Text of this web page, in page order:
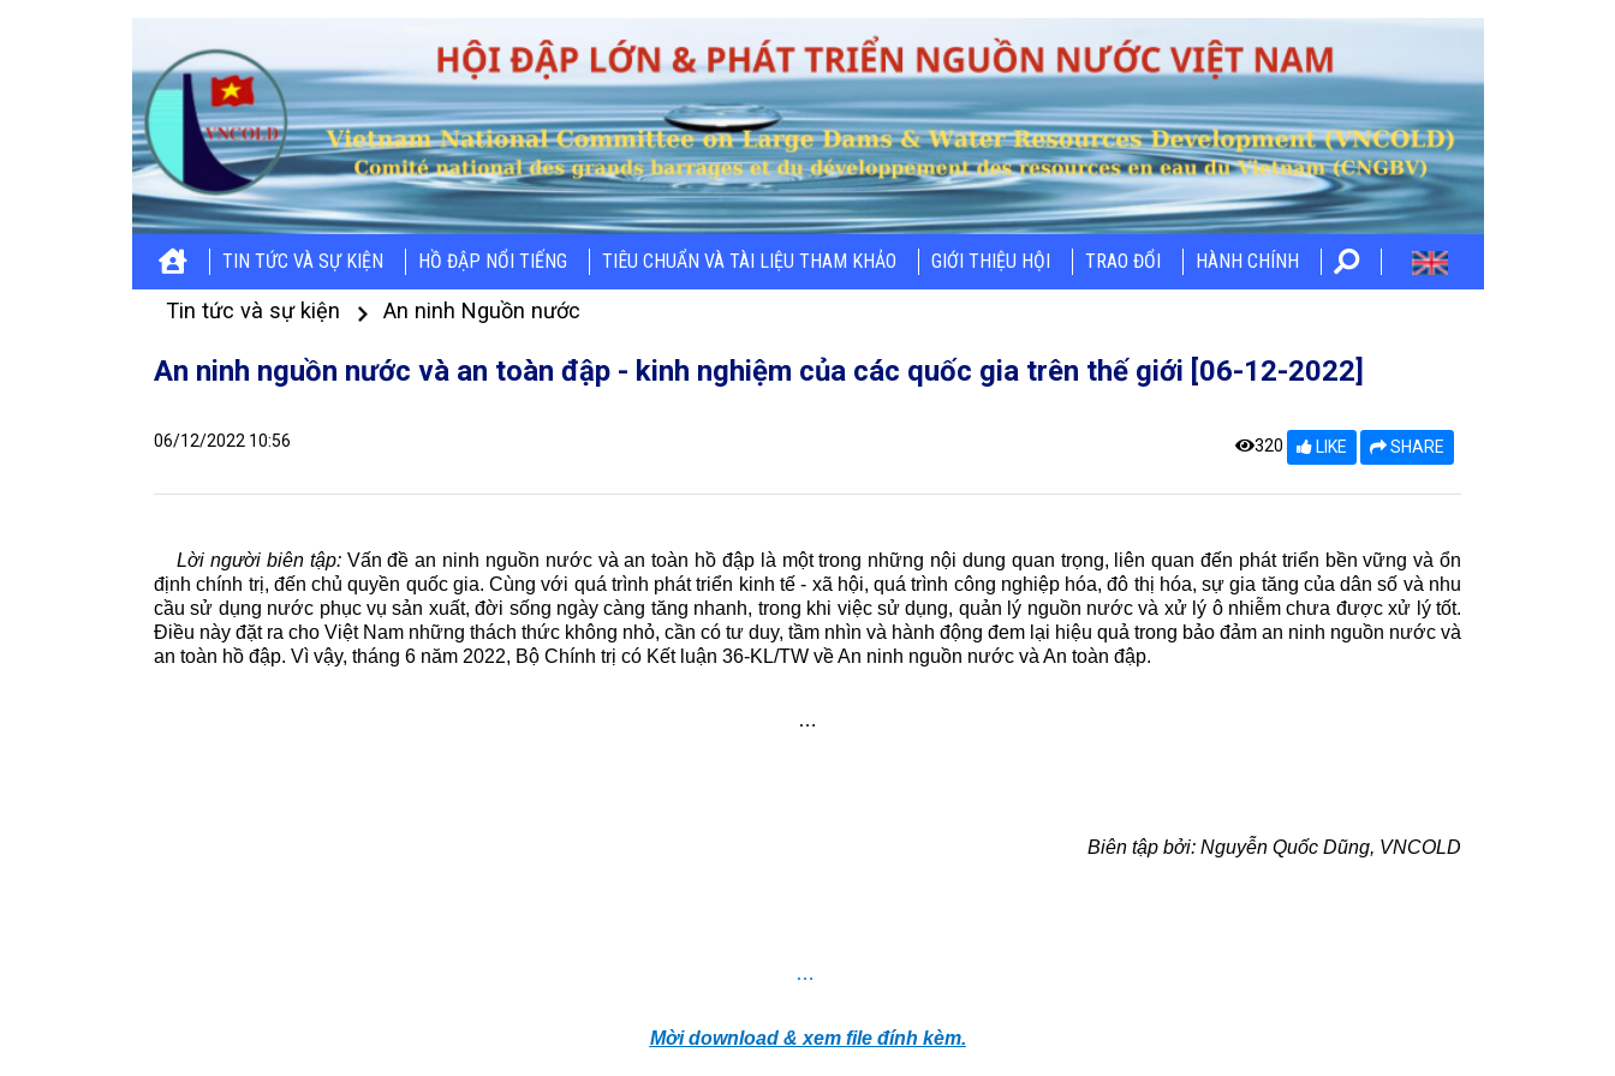
TIN TỨC VÀ SỰ KIỆN HỒ ĐẬP NỔI TIẾNG TIÊU CHUẨN VÀ TÀI LIỆU THAM KHẢO GIỚI THIỆU HỘI TRAO ĐỔI HÀNH CHÍNH
Tin tức và sự kiện An ninh Nguồn nước
An ninh nguồn nước và an toàn đập - kinh nghiệm của các quốc gia trên thế giới [06-12-2022]
06/12/2022 10:56 320 LIKE SHARE
Lời người biên tập:Vấn đề an ninh nguồn nước và an toàn hồ đập là một trong những nội dung quan trọng, liên quan đến phát triển bền vững và ổn
định chính trị, đến chủ quyền quốc gia. Cùng với quá trình phát triển kinh tế - xã hội, quá trình công nghiệp hóa, đô thị hóa, sự gia tăng của dân số và nhu
cầu sử dụng nước phục vụ sản xuất, đời sống ngày càng tăng nhanh, trong khi việc sử dụng, quản lý nguồn nước và xử lý ô nhiễm chưa được xử lý tốt.
Điều này đặt ra cho Việt Nam những thách thức không nhỏ, cần có tư duy, tầm nhìn và hành động đem lại hiệu quả trong bảo đảm an ninh nguồn nước và
an toàn hồ đập. Vì vậy, tháng 6 năm 2022, Bộ Chính trị có Kết luận 36-KL/TW về An ninh nguồn nước và An toàn đập.
…
Biên tập bởi: Nguyễn Quốc Dũng, VNCOLD
…
Mời download & xem file đính kèm.